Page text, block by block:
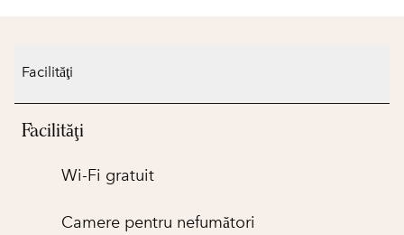
Facilităţi
Facilităţi
Wi-Fi gratuit
Camere pentru nefumători